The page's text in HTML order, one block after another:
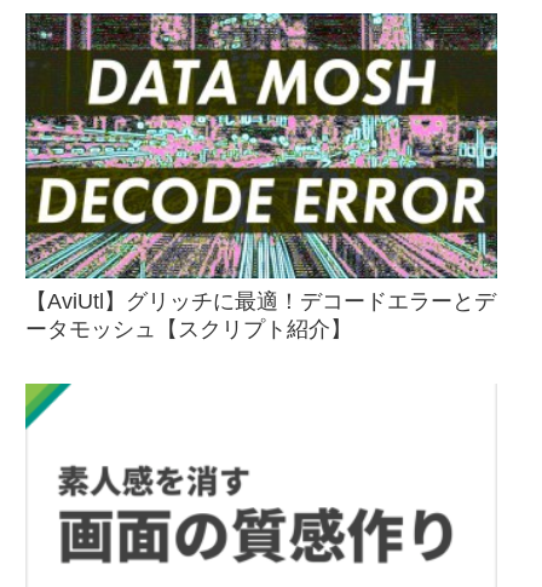
【AviUtl】グリッチに最適！デコードエラーとデ
ータモッシュ【スクリプト紹介】